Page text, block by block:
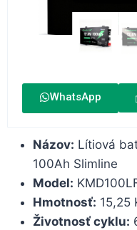
WhatsApp
Názov: Lítiová
100Ah Slimline
Model:
Hmotnosť: 15,25
Životnosť cyklu: